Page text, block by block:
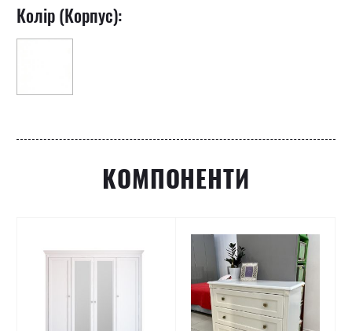
Колір (Корпус):
КОМПОНЕНТИ